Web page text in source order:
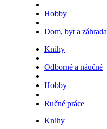
Hobby
Dom, byt a záhrada
Knihy
Odborné a náučné
Hobby
Ručné práce
Knihy